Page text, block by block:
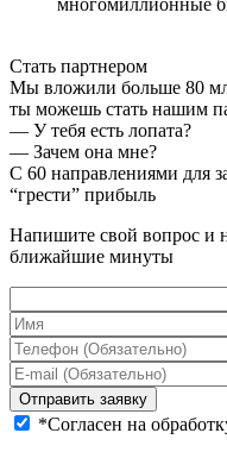
многомиллионные
Стать партнером
Мы вложили больше 80
ты можешь стать нашим
— У тебя есть лопата?
— Зачем она мне?
С 60 направлениями для
“грести” прибыль
Напишите свой вопрос и
ближайшие минуты
Отправить заявку
*Согласен на